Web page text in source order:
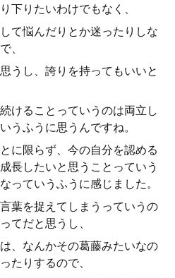
下りたいわけでもなく、
て悩んだりとか迷ったりしな
、
うし、誇りを持ってもいいと
けることっていうのは両立し
うふうに思うんですね。
に限らず、今の自分を認める
長したいと思うことっていう
っていうふうに感じました。
葉を捉えてしまうっていうの
てだと思うし、
、なんかその葛藤みたいなの
たりするので、